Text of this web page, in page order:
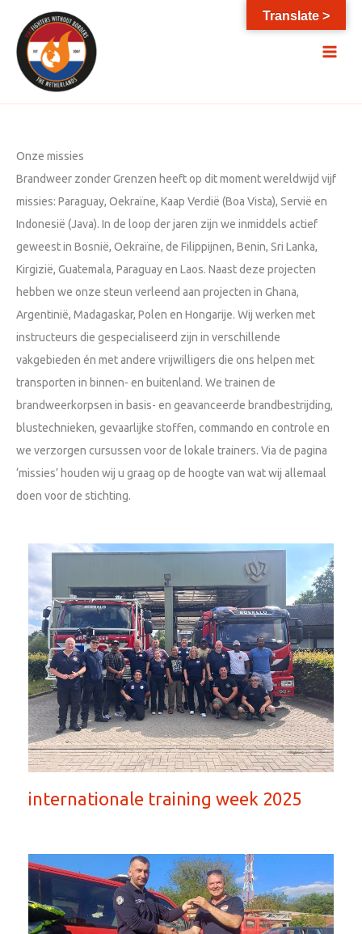
naar
inhoud
Onze missies
Brandweer zonder Grenzen heeft op dit moment wereldwijd vijf
missies: Paraguay, Oekraïne, Kaap Verdië (Boa Vista), Servië en
Indonesië (Java). In de loop der jaren zijn we inmiddels actief
geweest in Bosnië, Oekraïne, de Filippijnen, Benin, Sri Lanka,
Kirgizië, Guatemala, Paraguay en Laos. Naast deze projecten
hebben we onze steun verleend aan projecten in Ghana,
Argentinië, Madagaskar, Polen en Hongarije. Wij werken met
instructeurs die gespecialiseerd zijn in verschillende
vakgebieden én met andere vrijwilligers die ons helpen met
transporten in binnen- en buitenland. We trainen de
brandweerkorpsen in basis- en geavanceerde brandbestrijding,
blustechnieken, gevaarlijke stoffen, commando en controle en
we verzorgen cursussen voor de lokale trainers. Via de pagina
‘missies’ houden wij u graag op de hoogte van wat wij allemaal
doen voor de stichting.
internationale training week 2025
Translate >